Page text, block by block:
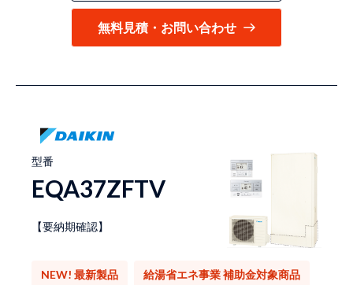
無料見積・お問い合わせ
型番
EQA37ZFTV
【要納期確認】
NEW! 最新製品 給湯省エネ事業 補助金対象商品